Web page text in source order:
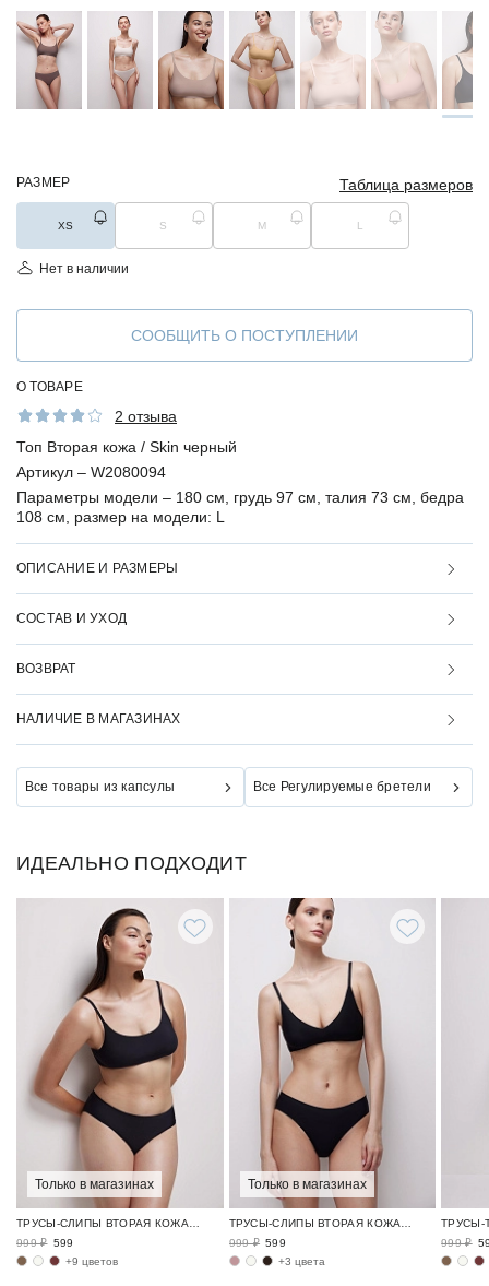
РАЗМЕР Таблица размеров
XS S M L
Нет в наличии
СООБЩИТЬ О ПОСТУПЛЕНИИ
О ТОВАРЕ
2 отзыва
Топ Вторая кожа / Skin черный
Артикул – W2080094
Параметры модели – 180 см, грудь 97 см, талия 73 см, бедра
108 см, размер на модели: L
ОПИСАНИЕ И РАЗМЕРЫ
СОСТАВ И УХОД
ВОЗВРАТ
НАЛИЧИЕ В МАГАЗИНАХ
Все товары из капсулы Все Регулируемые бретели
ИДЕАЛЬНО ПОДХОДИТ
Только в магазинах
ТРУСЫ-СЛИПЫ ВТОРАЯ КОЖА / SKIN
999 ₽ 599
+9 цветов
Только в магазинах
ТРУСЫ-СЛИПЫ ВТОРАЯ КОЖА / SKIN
999 ₽ 599
+3 цвета
999 ₽